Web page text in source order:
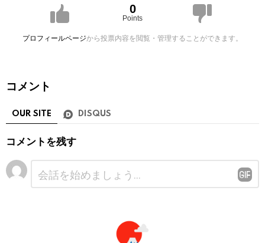
0
Points
プロフィールページから投票内容を閲覧・管理することができます。
コメント
OUR SITE DISQUS
コメントを残す